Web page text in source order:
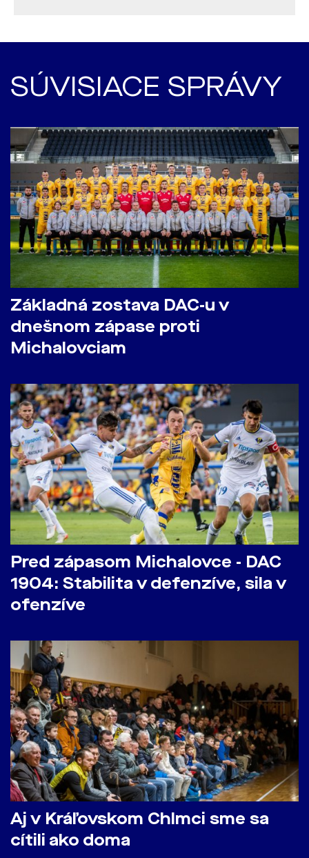
SÚVISIACE SPRÁVY
Základná zostava DAC-u v
dnešnom zápase proti
Michalovciam
Pred zápasom Michalovce - DAC
1904: Stabilita v defenzíve, sila v
ofenzíve
Aj v Kráľovskom Chlmci sme sa
cítili ako doma